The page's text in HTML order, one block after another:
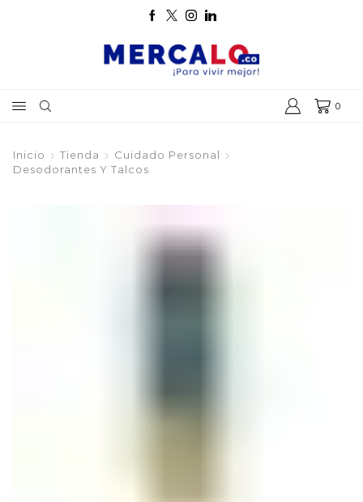
0
Inicio Tienda
Cuidado Personal
Desodorantes Y Talcos